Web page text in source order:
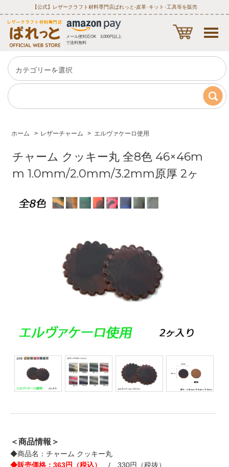
【公式】レザークラフト材料専門店ぱれっと‐皮革･キット･工具等を販売
メール便対応OK 3,000円以上
で送料無料
ホーム > レザーチャーム > エルヴァケーロ使用
チャーム クッキー丸 全8色 46×46m
m 1.0mm/2.0mm/3.2mm原厚 2ヶ
＜商品情報＞
◆商品名：チャーム クッキー丸
◆販売価格：363円（税込）
/ 330円（税抜）